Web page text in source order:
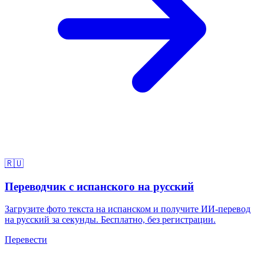
🇷🇺
Переводчик с испанского на русский
Загрузите фото текста на испанском и получите ИИ-перевод
на русский за секунды. Бесплатно, без регистрации.
Перевести